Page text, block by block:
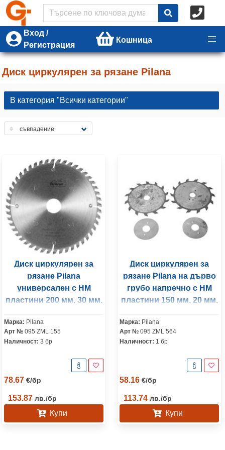
Вход /
Регистрация
Кошница
Диск циркулярен за рязане Pilana
В категория "Всички категории"
Диск циркулярен за
рязане Pilana
универсален с HM
пластини 200 мм, 30 мм,
Марка: Pilana
Арт № 095 ZML 155
Наличност: 3 бр
78.67 €/бр
153.87 лв./бр
Купи
Диск циркулярен за
рязане Pilana на дърво
грубо напречно с HM
пластини 150 мм, 20 мм,
Марка: Pilana
Арт № 095 ZML 564
Наличност: 1 бр
58.16 €/бр
113.74 лв./бр
Купи